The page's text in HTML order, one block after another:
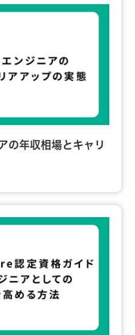
の年収相場とキャリ